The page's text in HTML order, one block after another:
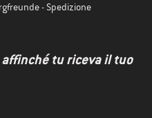
- Spedizione
tu riceva il tuo